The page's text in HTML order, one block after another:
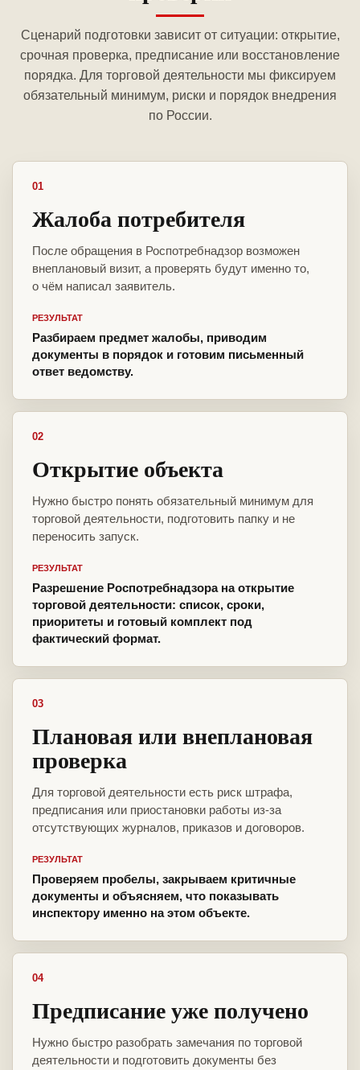
Сценарий подготовки зависит от ситуации: открытие,
срочная проверка, предписание или восстановление
порядка. Для торговой деятельности мы фиксируем
обязательный минимум, риски и порядок внедрения
по России.
01
Жалоба потребителя
После обращения в Роспотребнадзор возможен
внеплановый визит, а проверять будут именно то,
о чём написал заявитель.
РЕЗУЛЬТАТ
Разбираем предмет жалобы, приводим
документы в порядок и готовим письменный
ответ ведомству.
02
Открытие объекта
Нужно быстро понять обязательный минимум для
торговой деятельности, подготовить папку и не
переносить запуск.
РЕЗУЛЬТАТ
Разрешение Роспотребнадзора на открытие
торговой деятельности: список, сроки,
приоритеты и готовый комплект под
фактический формат.
03
Плановая или внеплановая
проверка
Для торговой деятельности есть риск штрафа,
предписания или приостановки работы из-за
отсутствующих журналов, приказов и договоров.
РЕЗУЛЬТАТ
Проверяем пробелы, закрываем критичные
документы и объясняем, что показывать
инспектору именно на этом объекте.
04
Предписание уже получено
Нужно быстро разобрать замечания по торговой
деятельности и подготовить документы без